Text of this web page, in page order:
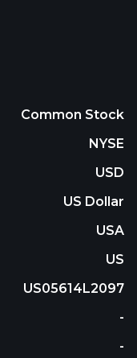
Common Stock
NYSE
USD
US Dollar
USA
US
US05614L2097
-
-